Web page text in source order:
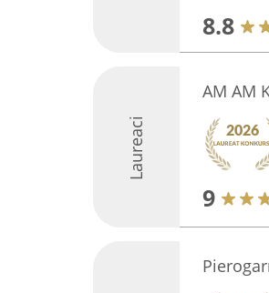
8.8
Laureaci
AM AM
9